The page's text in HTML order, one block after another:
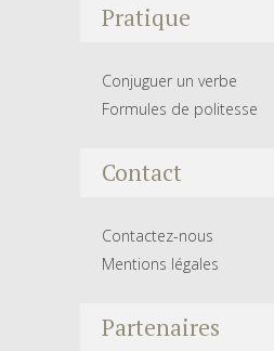
Pratique
Conjuguer un verbe
Formules de politesse
Contact
Contactez-nous
Mentions légales
Partenaires